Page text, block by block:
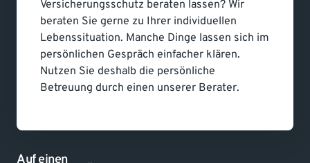
Versicherungsschutz beraten lassen? Wir
beraten Sie gerne zu Ihrer individuellen
Lebenssituation. Manche Dinge lassen sich im
persönlichen Gespräch einfacher klären.
Nutzen Sie deshalb die persönliche
Betreuung durch einen unserer Berater.
Auf einen